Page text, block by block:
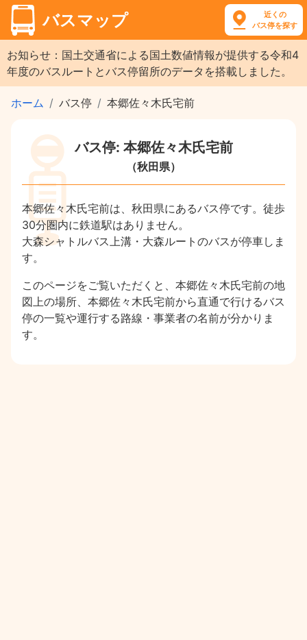
バスマップ
近くの
バス停を探す
お知らせ：国土交通省による国土数値情報が提供する令和4
年度のバスルートとバス停留所のデータを搭載しました。
ホーム バス停 本郷佐々木氏宅前
バス停: 本郷佐々木氏宅前
（秋田県）
本郷佐々木氏宅前は、秋田県にあるバス停です。徒歩
30分圏内に鉄道駅はありません。
大森シャトルバス上溝・大森ルートのバスが停車しま
す。
このページをご覧いただくと、本郷佐々木氏宅前の地
図上の場所、本郷佐々木氏宅前から直通で行けるバス
停の一覧や運行する路線・事業者の名前が分かりま
す。